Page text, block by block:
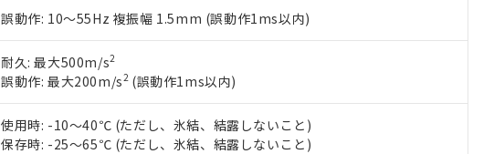
誤動作: 10～55Hz 複振幅 1.5mm (誤動作1ms以内)
耐久: 最大500m/s2
誤動作: 最大200m/s2(誤動作1ms以内)
使用時: -10～40℃ (ただし、氷結、結露しないこと)
保存時: -25～65℃ (ただし、氷結、結露しないこと)
さい。
※当社の共同利用者とは、"個人情報の共同利用に関して"
の「1.共同
いる法人を指します。
下記の非含有証明書をダウンロードすることができます。
EU RoHS指令（10物質）の非含有証明書
51物質の非含有証明書（当社基準）
※本証明書は発行日時点で非含有を証明するもので、過去に遡って非含有を証
また、RoHS指令のフタル酸エステル類４物質の対応では、対応完了までの期
混在することから備考欄に対応日を記載しておりました。
合意する